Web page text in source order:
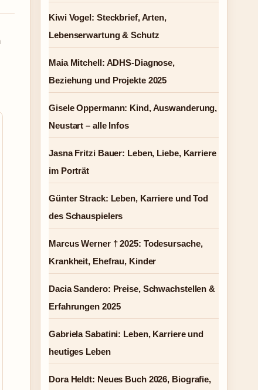
Kiwi Vogel: Steckbrief, Arten,
Lebenserwartung & Schutz
Maia Mitchell: ADHS-Diagnose,
Beziehung und Projekte 2025
Gisele Oppermann: Kind, Auswanderung,
Neustart – alle Infos
Jasna Fritzi Bauer: Leben, Liebe, Karriere
im Porträt
Günter Strack: Leben, Karriere und Tod
des Schauspielers
Marcus Werner † 2025: Todesursache,
Krankheit, Ehefrau, Kinder
Dacia Sandero: Preise, Schwachstellen &
Erfahrungen 2025
Gabriela Sabatini: Leben, Karriere und
heutiges Leben
Dora Heldt: Neues Buch 2026, Biografie,